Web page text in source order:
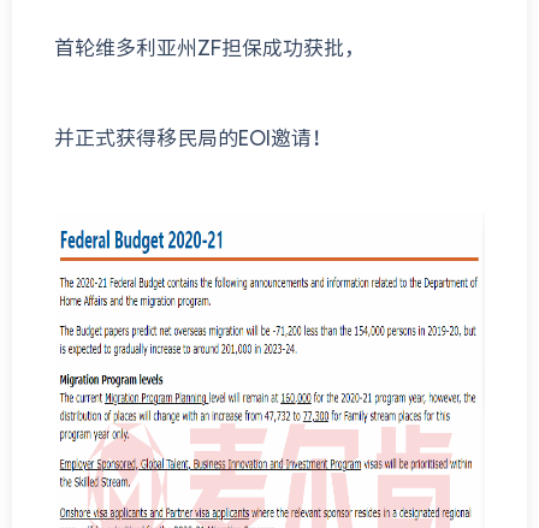
首轮维多利亚州ZF担保成功获批，
并正式获得移民局的EOI邀请！